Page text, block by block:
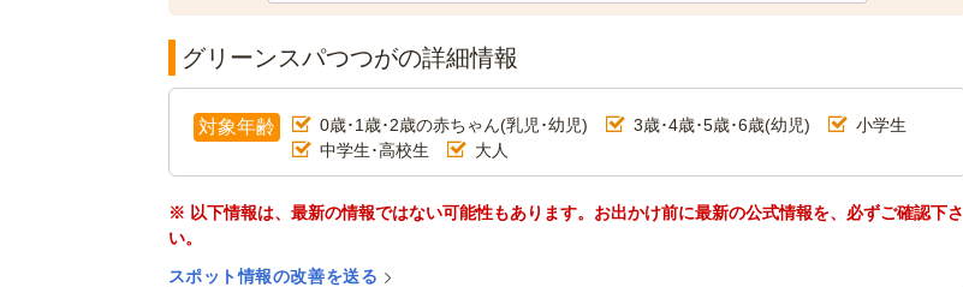
グリーンスパつつがの詳細情報
対象年齢 0歳･1歳･2歳の赤ちゃん(乳児･幼児) 3歳･4歳･5歳･6歳(幼児)
小学生
中学生･高校生
大人
※ 以下情報は、最新の情報ではない可能性もあります。お出かけ前に最新の公式情報を、必ずご確認下さ
い。
スポット情報の改善を送る